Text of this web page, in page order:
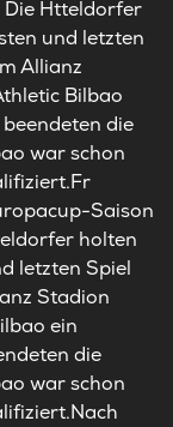
Die Htteldorfer
und letzten
Allianz
Bilbao
die
war schon
Saison
holten
letzten Spiel
Stadion
ein
die
war schon